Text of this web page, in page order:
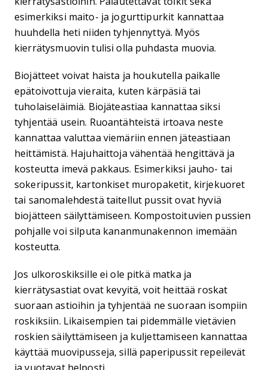
esimerkiksi maito- ja jogurttipurkit kannattaa
huuhdella heti niiden tyhjennyttyä. Myös
kierrätysmuovin tulisi olla puhdasta muovia.
Biojätteet voivat haista ja houkutella paikalle
epätoivottuja vieraita, kuten kärpäsiä tai
tuholaiseläimiä. Biojäteastiaa kannattaa siksi
tyhjentää usein. Ruoantähteistä irtoava neste
kannattaa valuttaa viemäriin ennen jäteastiaan
heittämistä. Hajuhaittoja vähentää hengittävä ja
kosteutta imevä pakkaus. Esimerkiksi jauho- tai
sokeripussit, kartonkiset muropaketit, kirjekuoret
tai sanomalehdestä taitellut pussit ovat hyviä
biojätteen säilyttämiseen. Kompostoituvien pussien
pohjalle voi silputa kananmunakennon imemään
kosteutta.
Jos ulkoroskiksille ei ole pitkä matka ja
kierrätysastiat ovat kevyitä, voit heittää roskat
suoraan astioihin ja tyhjentää ne suoraan isompiin
roskiksiin. Likaisempien tai pidemmälle vietävien
roskien säilyttämiseen ja kuljettamiseen kannattaa
käyttää muovipusseja, sillä paperipussit repeilevät